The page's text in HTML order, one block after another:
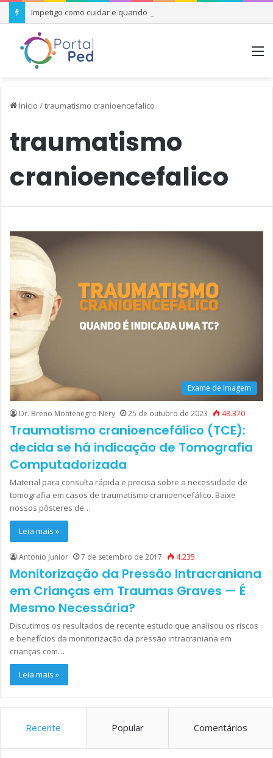
Impetigo como cuidar e quando se preocupar
Início /traumatismo cranioencefalico
traumatismo
cranioencefalico
Exame de Imagem
Dr. Breno Montenegro Nery 25 de outubro de 2023 48.370
Traumatismo cranioencefálico (TCE):
decida se há indicação de Tomografia
Computadorizada
Material para consulta rápida e precisa sobre a necessidade de
tomografia em casos de traumatismo cranioencefálico. Baixe
nossos pôsteres de…
Leia mais »
Antonio Junior 7 de setembro de 2017 4.235
Monitorização da Pressão Intracraniana
em Crianças em Traumas Graves — É
Mesmo Necessária?
Discutimos os resultados de recente estudo que analisou os riscos
e benefícios da monitorização da pressão intracraniana em
crianças com…
Leia mais »
Recente Popular Comentários